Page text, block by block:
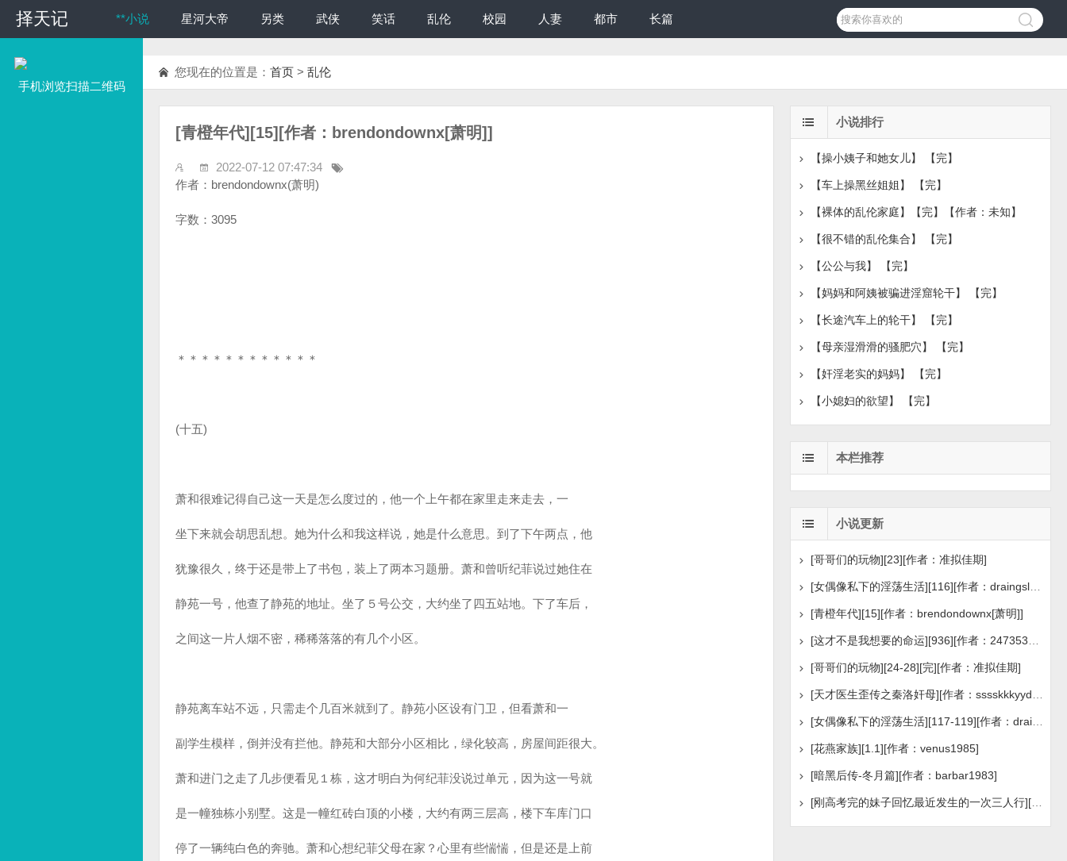
择天记
择天记 **小说 星河大帝 另类 武侠 笑话 乱伦 校园 人妻 都市 长篇
手机浏览扫描二维码
您现在的位置是： 首页 > 乱伦
[青橙年代][15][作者：brendondownx[萧明]]
2022-07-12 07:47:34
作者：brendondownx(萧明)
字数：3095
＊＊＊＊＊＊＊＊＊＊＊＊
(十五)
萧和很难记得自己这一天是怎么度过的，他一个上午都在家里走来走去，一
坐下来就会胡思乱想。她为什么和我这样说，她是什么意思。到了下午两点，他
犹豫很久，终于还是带上了书包，装上了两本习题册。萧和曾听纪菲说过她住在
静苑一号，他查了静苑的地址。坐了５号公交，大约坐了四五站地。下了车后，
之间这一片人烟不密，稀稀落落的有几个小区。
静苑离车站不远，只需走个几百米就到了。静苑小区设有门卫，但看萧和一
副学生模样，倒并没有拦他。静苑和大部分小区相比，绿化较高，房屋间距很大。
萧和进门之走了几步便看见１栋，这才明白为何纪菲没说过单元，因为这一号就
是一幢独栋小别墅。这是一幢红砖白顶的小楼，大约有两三层高，楼下车库门口
停了一辆纯白色的奔驰。萧和心想纪菲父母在家？心里有些惴惴，但是还是上前
小说排行
【操小姨子和她女儿】 【完】
【车上操黑丝姐姐】 【完】
【裸体的乱伦家庭】【完】【作者：未知】
【很不错的乱伦集合】 【完】
【公公与我】 【完】
【妈妈和阿姨被骗进淫窟轮干】 【完】
【长途汽车上的轮干】 【完】
【母亲湿滑滑的骚肥穴】 【完】
【奸淫老实的妈妈】 【完】
【小媳妇的欲望】 【完】
本栏推荐
小说更新
[哥哥们的玩物][23][作者：准拟佳期]
[女偶像私下的淫荡生活][116][作者：draingslee]
[青橙年代][15][作者：brendondownx[萧明]]
[哥哥们的玩物][24-28][完][作者：准拟佳期]
[女偶像私下的淫荡生活][117-119][作者：draingslee]
[花燕家族][1.1][作者：venus1985]
[暗黑后传-冬月篇][作者：barbar1983]
[刚高考完的妹子回忆最近发生的一次三人行][作者：不详]